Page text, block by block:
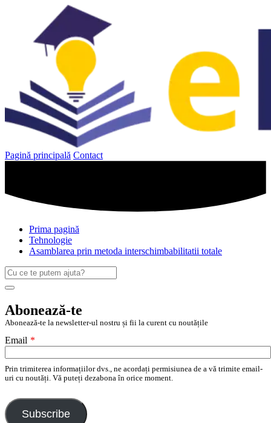
Pagină principală Contact
Prima pagină
Tehnologie
Asamblarea prin metoda interschimbabilitatii totale
Caută
după:
Search
Abonează-te
Abonează-te la newsletter-ul nostru și fii la curent cu noutățile
Email *
Prin trimiterea informațiilor dvs., ne acordați permisiunea de a vă trimite email-
uri cu noutăți. Vă puteți dezabona în orice moment.
Subscribe